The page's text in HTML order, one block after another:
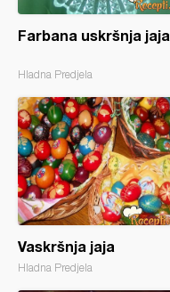
Farbana uskršnja jaja
Hladna Predjela
Vaskršnja jaja
Hladna Predjela